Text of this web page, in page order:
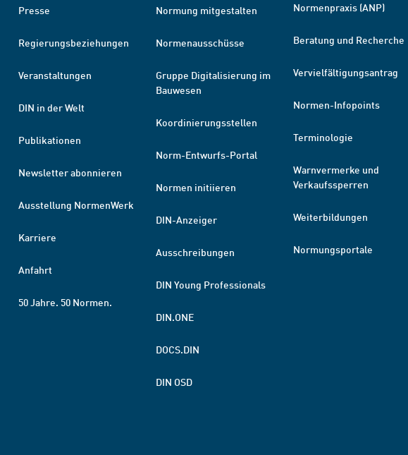
Presse
Regierungsbeziehungen
Veranstaltungen
DIN in der Welt
Publikationen
Newsletter abonnieren
Ausstellung NormenWerk
Karriere
Anfahrt
50 Jahre. 50 Normen.
Normung mitgestalten
Normenausschüsse
Gruppe Digitalisierung im
Bauwesen
Koordinierungsstellen
Norm-Entwurfs-Portal
Normen initiieren
DIN-Anzeiger
Ausschreibungen
DIN Young Professionals
DIN.ONE
DOCS.DIN
DIN OSD
Normenpraxis (ANP)
Beratung und Recherche
Vervielfältigungsantrag
Normen-Infopoints
Terminologie
Warnvermerke und
Verkaufssperren
Weiterbildungen
Normungsportale